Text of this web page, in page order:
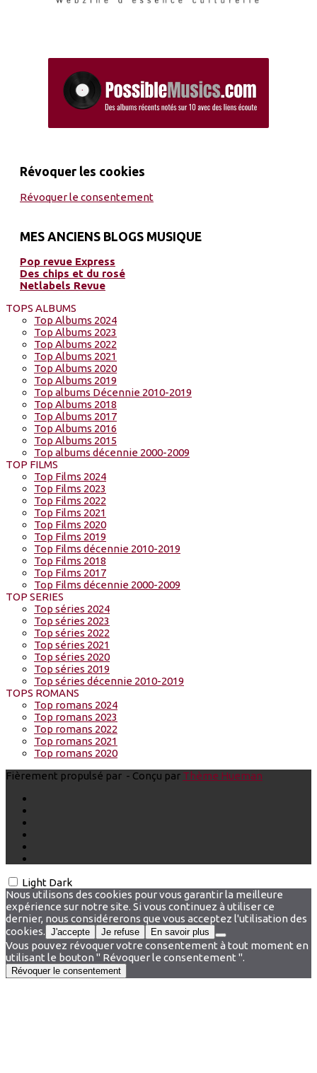
Révoquer les cookies
Révoquer le consentement
MES ANCIENS BLOGS MUSIQUE
Pop revue Express
Des chips et du rosé
Netlabels Revue
TOPS ALBUMS
Top Albums 2024
Top Albums 2023
Top Albums 2022
Top Albums 2021
Top Albums 2020
Top Albums 2019
Top albums Décennie 2010-2019
Top Albums 2018
Top Albums 2017
Top Albums 2016
Top Albums 2015
Top albums décennie 2000-2009
TOP FILMS
Top Films 2024
Top Films 2023
Top Films 2022
Top Films 2021
Top Films 2020
Top Films 2019
Top Films décennie 2010-2019
Top Films 2018
Top Films 2017
Top Films décennie 2000-2009
TOP SERIES
Top séries 2024
Top séries 2023
Top séries 2022
Top séries 2021
Top séries 2020
Top séries 2019
Top séries décennie 2010-2019
TOPS ROMANS
Top romans 2024
Top romans 2023
Top romans 2022
Top romans 2021
Top romans 2020
Fièrement propulsé par - Conçu par Thème Hueman
Light Dark
Nous utilisons des cookies pour vous garantir la meilleure
expérience sur notre site. Si vous continuez à utiliser ce
dernier, nous considérerons que vous acceptez l'utilisation des
cookies. J'accepte Je refuse En savoir plus
Vous pouvez révoquer votre consentement à tout moment en
utilisant le bouton " Révoquer le consentement ".
Révoquer le consentement